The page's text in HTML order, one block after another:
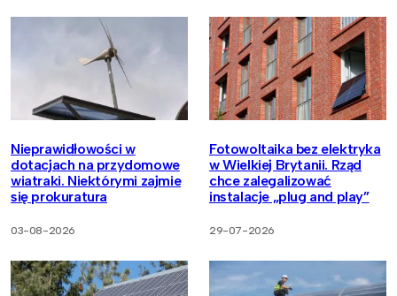
Nieprawidłowości w
dotacjach na przydomowe
wiatraki. Niektórymi zajmie
się prokuratura
03-08-2026
Fotowoltaika bez elektryka
w Wielkiej Brytanii. Rząd
chce zalegalizować
instalacje „plug and play”
29-07-2026